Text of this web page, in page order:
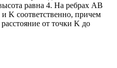
равна 4. На ребрах AB
K соответственно, причем
от точки K до